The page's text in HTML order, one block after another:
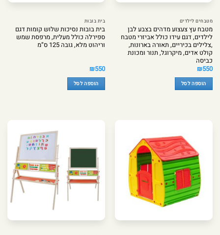
מטבחים לילדים
מטבח עץ צעצוע מדהים בצבע לבן
לילדים, דגם עידו כולל אביזרי מטבח
,צלילים בכיריים, תאורה בארונות,
קולט אדים, מיקרוגל, תנור ומכונת
כביסה
₪550
הוספה לסל
בית בובות
בית בובות נסיכות שלוש קומות דגם
ספירלה כולל מעלית, מרפסת שמש
וריהוט מלא, גובה 125 ס”מ
₪550
הוספה לסל